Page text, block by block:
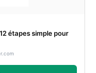
étapes simple pour